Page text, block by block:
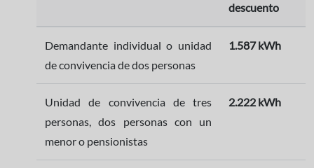
descuento
Demandante individual o unidad
de convivencia de dos personas
1.587 kWh
Unidad de convivencia de tres
personas, dos personas con un
menor o pensionistas
2.222 kWh